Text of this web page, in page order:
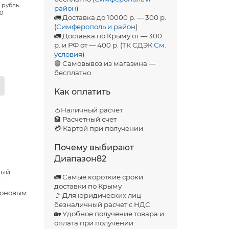
рубль.
район)
🚛 Доставка до 10000 р. — 300 р.
(Симферополь и район)
🚛 Доставка по Крыму от — 300
р. и РФ от — 400 р. (ТК СДЭКСм.
условия)
🟢 Самовывоз из магазина —
бесплатно
Как оплатить
👛Наличный расчет
🏦 Расчетный счет
💳 Картой при получении
Почему выбирают
Диапазон82
🚛 Самые короткие сроки
доставки по Крыму
🚩 Для юридических лиц
безналичный расчет с НДС
🏡 Удобное получение товара и
оплата при получении